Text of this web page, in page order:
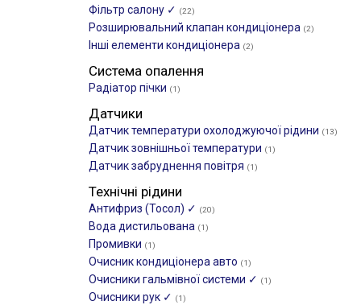
Фільтр салону ✓ (22)
Розширювальний клапан кондиціонера (2)
Інші елементи кондиціонера (2)
Система опалення
Радіатор пічки (1)
Датчики
Датчик температури охолоджуючої рідини (13)
Датчик зовнішньої температури (1)
Датчик забруднення повітря (1)
Технічні рідини
Антифриз (Тосол) ✓ (20)
Вода дистильована (1)
Промивки (1)
Очисник кондиціонера авто (1)
Очисники гальмівної системи ✓ (1)
Очисники рук ✓ (1)